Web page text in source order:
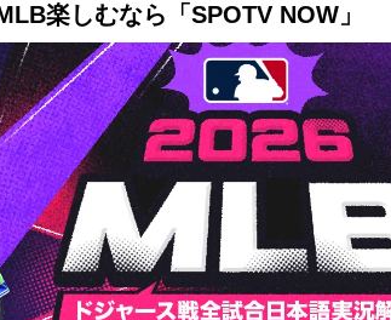
楽しむなら「SPOTV NOW」